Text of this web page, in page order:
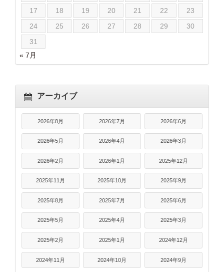
17
18 19 20 21 22
23
24
25 26 27 28 29
30
31
« 7月
アーカイブ
2026年8月 2026年7月 2026年6月
2026年5月 2026年4月 2026年3月
2026年2月 2026年1月 2025年12月
2025年11月 2025年10月 2025年9月
2025年8月 2025年7月 2025年6月
2025年5月 2025年4月 2025年3月
2025年2月 2025年1月 2024年12月
2024年11月 2024年10月 2024年9月